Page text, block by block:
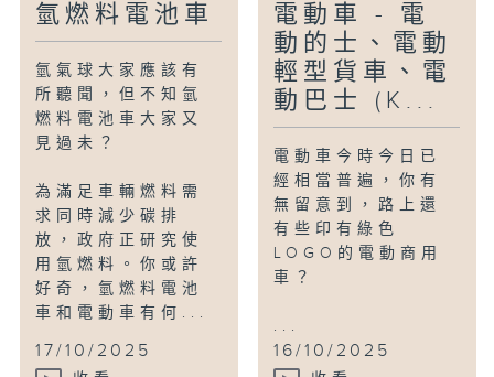
氫燃料電池車
氫氣球大家應該有
所聽聞，但不知氫
燃料電池車大家又
見過未？
為滿足車輛燃料需
求同時減少碳排
放，政府正研究使
用氫燃料。你或許
好奇，氫燃料電池
車和電動車有何...
17/10/2025
電動車 - 電
動的士、電動
輕型貨車、電
動巴士 (K...
電動車今時今日已
經相當普遍，你有
無留意到，路上還
有些印有綠色
LOGO的電動商用
車？
...
16/10/2025